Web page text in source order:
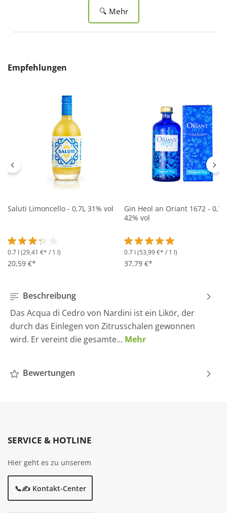
🔍 Mehr
Produktgalerie überspringen
Empfehlungen
Saluti Limoncello - 0,7L 31% vol
Durchschnittliche Bewertung von 3.2 von 5 Sternen
0.7 l (29,41 €* / 1 l)
20,59 €*
Gin Heol an Oriant 1672 - 0,7L
42% vol
Durchschnittliche
0.7 l (53,99 €* / 1 l)
37,79 €*
Beschreibung
Das Acqua di Cedro von Nardini ist ein Likör, der
durch das Einlegen von Zitrusschalen gewonnen
wird. Er vereint die gesamte… Mehr
Bewertungen
SERVICE & HOTLINE
Hier geht es zu unserem
📞✍️ Kontakt-Center